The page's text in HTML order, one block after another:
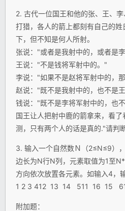
2. 古代一位国王和他的张、王、
打猎，各人的箭上都刻有自己的
下，但不知是何人所射。
张说："或者是我射中的，或者是
王说："不是钱将军射中的。"
李说："如果不是赵将军射中的，
赵说："既不是我射中的，也不是
钱说："既不是李将军射中的，也
国王让人把射中鹿的箭拿来，看
测，只有两个人的话是真的."请判
3. 输入一个自然数Ｎ（2≤N≤9）
边长为N行N列，元素取值为1至
方向依次放置各元素。如输入4，输
1 2 3 412 13 14 511 16 15
附加题：